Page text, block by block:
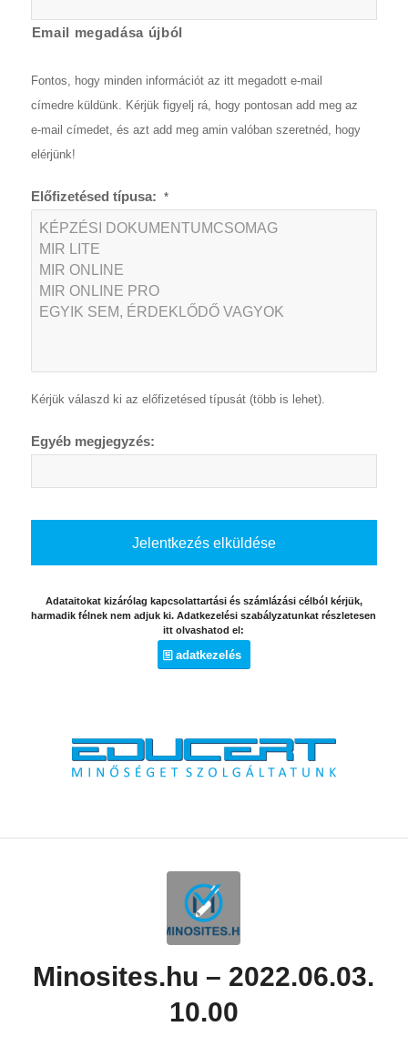
Email megadása újból
Fontos, hogy minden információt az itt megadott e-mail
címedre küldünk. Kérjük figyelj rá, hogy pontosan add meg az
e-mail címedet, és azt add meg amin valóban szeretnéd, hogy
elérjünk!
Előfizetésed típusa: *
Kérjük válaszd ki az előfizetésed típusát (több is lehet).
Egyéb megjegyzés:
Adataitokat kizárólag kapcsolattartási és számlázási célból kérjük,
harmadik félnek nem adjuk ki. Adatkezelési szabályzatunkat részletesen
itt olvashatod el:
adatkezelés
Minosites.hu – 2022.06.03.
10.00